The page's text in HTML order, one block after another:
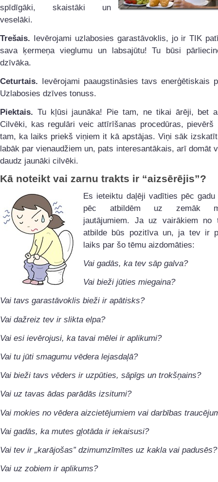
spīdīgāki, skaistāki un
veselāki.
Trešais. Ievērojami uzlabosies garastāvoklis, jo ir TIK
sava ķermeņa vieglumu un labsajūtu! Tu būsi
dzīvāka.
Ceturtais. Ievērojami paaugstināsies tavs enerģētiskais
Uzlabosies dzīves tonuss.
Piektais. Tu kļūsi jaunāka! Pie tam, ne tikai ārēji, bet
Cilvēki, kas regulāri veic attīrīšanas procedūras, pievērš
tam, ka laiks priekš viņiem it kā apstājas. Viņi sāk
labāk par vienaudžiem un, pats interesantākais, arī domāt
daudz jaunāki cilvēki.
Kā noteikt vai zarnu trakts ir “aizsērējis”?
Es ieteiktu daļēji vadīties pēc
pēc atbildēm uz zemāk
jautājumiem. Ja uz vairākiem no
atbilde būs pozitīva un, ja tev ir
laiks par šo tēmu aizdomāties:
Vai gadās, ka tev sāp galva?
Vai bieži jūties miegaina?
Vai tavs garastāvoklis bieži ir apātisks?
Vai dažreiz tev ir slikta elpa?
Vai esi ievērojusi, ka tavai mēlei ir aplikumi?
Vai tu jūti smagumu vēdera lejasdaļā?
Vai bieži tavs vēders ir uzpūties, sāpīgs un trokšņains?
Vai uz tavas ādas parādās izsitumi?
Vai mokies no vēdera aizcietējumiem vai darbības
Vai gadās, ka mutes gļotāda ir iekaisusi?
Vai tev ir „karājošas” dzimumzīmītes uz kakla vai padusēs?
Vai uz zobiem ir aplikums?